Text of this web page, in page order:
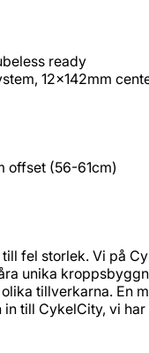
ready
12x142mm
offset (56-61cm)
fel storlek. Vi på
unika
tillverkarna. En
till CykelCity, vi